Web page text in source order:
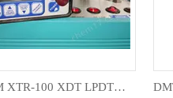
XPDM XTR-100 XDT LPDT露点仪维修校准测试对比送检